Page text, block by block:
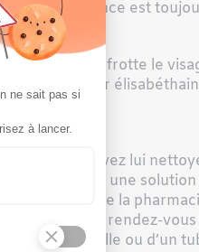
d’apparence est
se frotte le
main un collier
vous pouvez lui
soit avec une
certaines, de la
attendant le rendez-vous
d’une bouteille ou d’un